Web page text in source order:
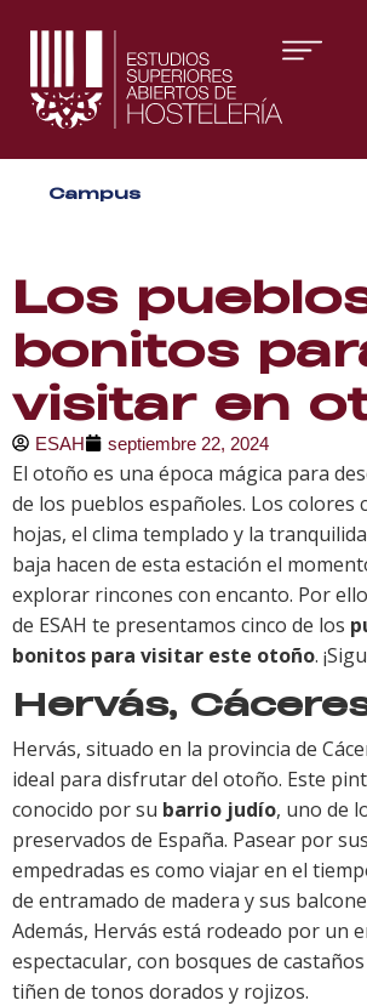
Campus
Los
bonitos
visitar en
ESAH septiembre 22, 2024
El otoño es una época mágica para
de los pueblos españoles. Los colores
hojas, el clima templado y la
baja hacen de esta estación el
explorar rincones con encanto. Por
de ESAH te presentamos cinco de los
bonitos para visitar este otoño.
Hervás,
Hervás, situado en la provincia de
ideal para disfrutar del otoño. Este
conocido por su barrio judío, uno de
preservados de España. Pasear por
empedradas es como viajar en el
de entramado de madera y sus
Además, Hervás está rodeado por un
espectacular, con bosques de
tiñen de tonos dorados y rojizos.